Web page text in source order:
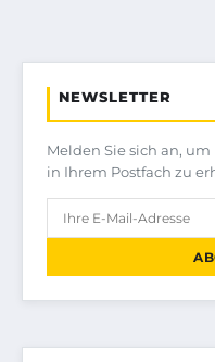
NEWSLETTER
Melden Sie sich an,
in Ihrem Postfach zu